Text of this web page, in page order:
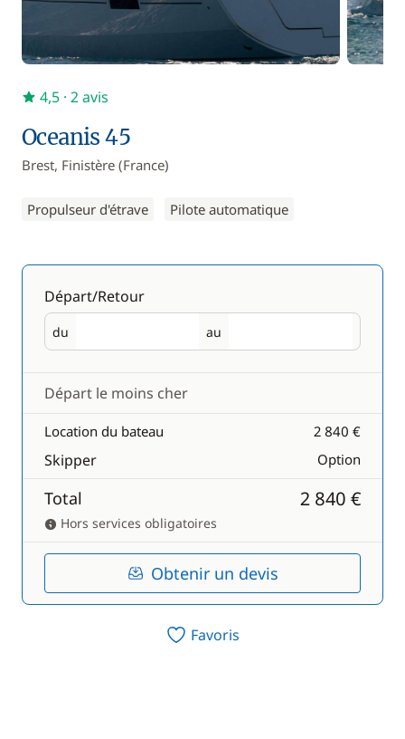
Oceanis 45
Brest, Finistère (France)
Propulseur d'étrave Pilote automatique
4,5 · 2 avis
Départ/Retour
du
Départ au
Retour
Départ le moins cher
Location du bateau 2 840 €
Skipper Option
Total 2 840 €
Hors services obligatoires
Obtenir un devis
Favoris